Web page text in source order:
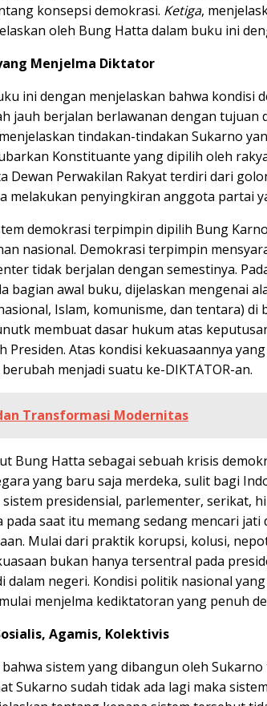
konsepsi demokrasi. Ketiga,
oleh Bung Hatta dalam buku ini
Menjelma Diktator
ini dengan menjelaskan bahwa
jauh berjalan berlawanan dengan
tindakan-tindakan Sukarno
Konstituante yang dipilih oleh
Dewan Perwakilan Rakyat terdiri dari
melakukan penyingkiran anggota partai
demokrasi terpimpin dipilih Bung
nasional. Demokrasi terpimpin
tidak berjalan dengan semestinya.
bagian awal buku, dijelaskan mengenai
Islam, komunisme, dan tentara)
membuat dasar hukum atas
Presiden. Atas kondisi kekuasaannya
menjadi suatu ke-DIKTATOR-an.
Transformasi Modernitas
Bung Hatta sebagai sebuah krisis
yang baru saja merdeka, sulit bagi
presidensial, parlementer, serikat,
saat itu memang sedang mencari
Mulai dari praktik korupsi, kolusi,
bukan hanya tersentral pada
dalam negeri. Kondisi politik nasional
menjelma kediktatoran yang penuh
Agamis, Kolektivis
sistem yang dibangun oleh
Sukarno sudah tidak ada lagi maka